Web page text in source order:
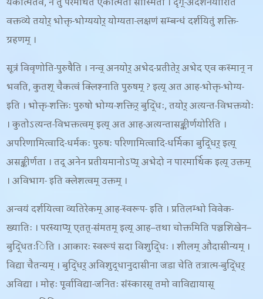
वक्तव्ये तयोर् भोक्तृ-भोग्ययोर् योग्यता-लक्षणं सम्बन्धं दर्शयितुं शक्ति-
ग्रहणम् ।
सूत्रं विवृणोति-पुरुषैति । नन्व् अनयोर् अभेद-प्रतीतेर् अभेद एव कस्मान् न
भवति, कुतश् चैकत्वं क्लिश्नाति पुरुषम् ? इत्य् अत आह-भोक्तृ-भोग्य-
इति । भोक्तृ-शक्तिः पुरुषो भोग्य-शक्तिर् बुद्धिः, तयोर् अत्यन्त-विभक्तयोः
। कुतोऽत्यन्त-विभक्तत्वम् इत्य् अत आह-अत्यन्तासङ्कीर्णयोरिति ।
अपरिणामित्वादि-धर्मकः पुरुषः परिणामित्वादि-धर्मिका बुद्धिर् इत्य्
असङ्कीर्णता । तद् अनेन प्रतीयमानोऽप्य् अभेदो न पारमार्थिक इत्य् उक्तम्
। अविभाग- इति क्लेशत्वम् उक्तम् ।
अन्वयं दर्शयित्वा व्यतिरेकम् आह-स्वरूप- इति । प्रतिलम्भो विवेक-
ख्यातिः । परस्याप्य् एतत्-संमतम् इत्य् आह–तथा चोक्तमिति पञ्चशिखेन–
बुद्धितःिति । आकारः स्वरूपं सदा विशुद्धिः । शीलम् औदासीन्यम् ।
विद्या चैतन्यम् । बुद्धिर् अविशुद्धानुदासीना जडा चेति तत्रात्म-बुद्धिर्
अविद्या । मोहः पूर्वाविद्या-जनितः संस्कारस् तमो वाविद्यायास्